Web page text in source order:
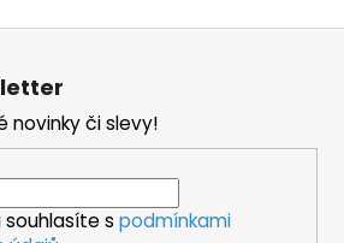
novinky či slevy!
s podmínkami